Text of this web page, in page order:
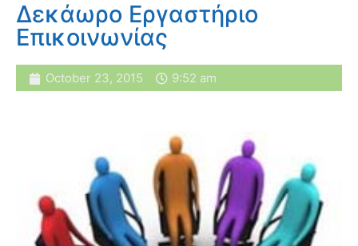
Δεκάωρο Εργαστήριο
Επικοινωνίας
October 23, 2015 9:52 am